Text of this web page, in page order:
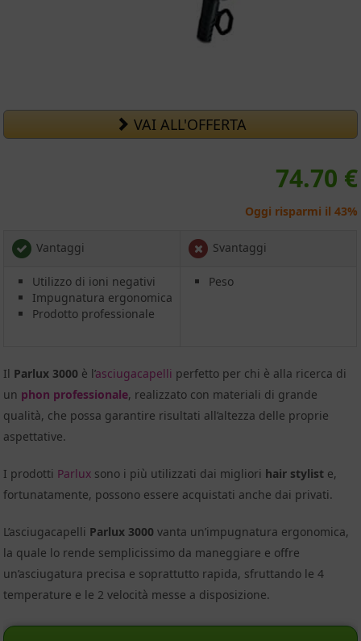
VAI ALL'OFFERTA
74.70 €
Oggi risparmi il 43%
Vantaggi Svantaggi
Utilizzo di ioni negativi
Impugnatura ergonomica
Prodotto professionale
Peso
Il Parlux 3000 è l’asciugacapelli perfetto per chi è alla ricerca di
un phon professionale, realizzato con materiali di grande
qualità, che possa garantire risultati all’altezza delle proprie
aspettative.
I prodotti Parlux sono i più utilizzati dai migliori hair stylist e,
fortunatamente, possono essere acquistati anche dai privati.
L’asciugacapelli Parlux 3000 vanta un’impugnatura ergonomica,
la quale lo rende semplicissimo da maneggiare e offre
un’asciugatura precisa e soprattutto rapida, sfruttando le 4
temperature e le 2 velocità messe a disposizione.